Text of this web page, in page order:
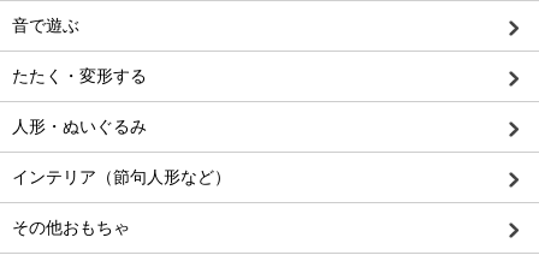
音で遊ぶ
たたく・変形する
人形・ぬいぐるみ
インテリア（節句人形など）
その他おもちゃ